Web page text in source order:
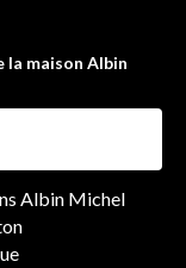
la maison Albin
Albin Michel